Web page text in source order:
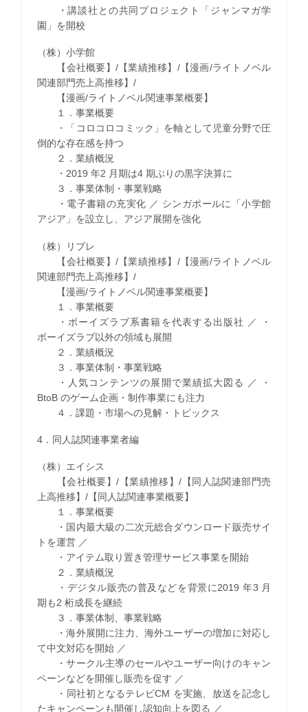
・講談社との共同プロジェクト「ジャンマガ学
園」を開校
（株）小学館
【会社概要】/【業績推移】/【漫画/ライトノベル
関連部門売上高推移】/
【漫画/ライトノベル関連事業概要】
１．事業概要
・「コロコロコミック」を軸として児童分野で圧
倒的な存在感を持つ
２．業績概況
・2019 年2 月期は4 期ぶりの黒字決算に
３．事業体制・事業戦略
・電子書籍の充実化 ／ シンガポールに「小学館
アジア」を設立し、アジア展開を強化
（株）リブレ
【会社概要】/【業績推移】/【漫画/ライトノベル
関連部門売上高推移】/
【漫画/ライトノベル関連事業概要】
１．事業概要
・ボーイズラブ系書籍を代表する出版社 ／ ・
ボーイズラブ以外の領域も展開
２．業績概況
３．事業体制・事業戦略
・人気コンテンツの展開で業績拡大図る ／ ・
BtoB のゲーム企画・制作事業にも注力
４．課題・市場への見解・トピックス
4．同人誌関連事業者編
（株）エイシス
【会社概要】/【業績推移】/【同人誌関連部門売
上高推移】/【同人誌関連事業概要】
１．事業概要
・国内最大級の二次元総合ダウンロード販売サイ
トを運営 ／
・アイテム取り置き管理サービス事業を開始
２．業績概況
・デジタル販売の普及などを背景に2019 年3 月
期も2 桁成長を継続
３．事業体制、事業戦略
・海外展開に注力、海外ユーザーの増加に対応し
て中文対応を開始 ／
・サークル主導のセールやユーザー向けのキャン
ペーンなどを開催し販売を促す ／
・同社初となるテレビCM を実施、放送を記念し
たキャンペーンも開催し認知向上を図る ／